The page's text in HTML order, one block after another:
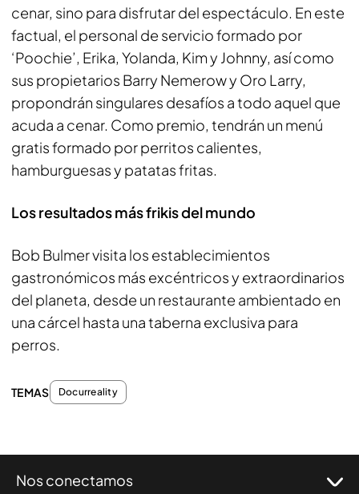
cenar, sino para disfrutar del espectáculo. En este
factual, el personal de servicio formado por
‘Poochie’, Erika, Yolanda, Kim y Johnny, así como
sus propietarios Barry Nemerow y Oro Larry,
propondrán singulares desafíos a todo aquel que
acuda a cenar. Como premio, tendrán un menú
gratis formado por perritos calientes,
hamburguesas y patatas fritas.
Los resultados más frikis del mundo
Bob Bulmer visita los establecimientos
gastronómicos más excéntricos y extraordinarios
del planeta, desde un restaurante ambientado en
una cárcel hasta una taberna exclusiva para
perros.
TEMAS Docurreality
Nos conectamos